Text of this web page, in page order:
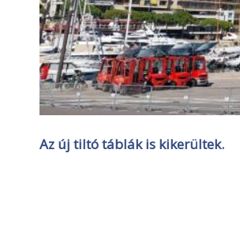
Az új tiltó táblák is kikerültek.